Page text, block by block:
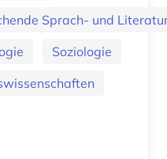
Sprach- und
Soziologie